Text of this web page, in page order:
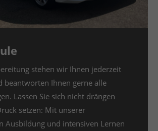
stehen wir Ihnen jederzeit
beantworten Ihnen gerne alle
Lassen Sie sich nicht drängen
setzen: Mit unserer
Ausbildung und intensiven Lernen